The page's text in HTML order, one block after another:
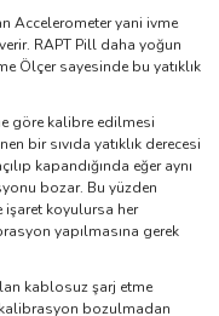
Accelerometer yani ivme
RAPT Pill daha yoğun
Ölçer sayesinde bu yatıklık
göre kalibre edilmesi
bir sıvıda yatıklık derecesi
kapandığında eğer aynı
bozar. Bu yüzden
işaret koyulursa her
yapılmasına gerek
kablosuz şarj etme
bozulmadan